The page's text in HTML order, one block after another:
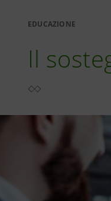
EDUCAZIONE
Il